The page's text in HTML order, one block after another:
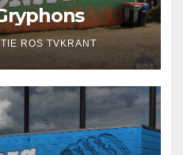
ROS TVKRANT